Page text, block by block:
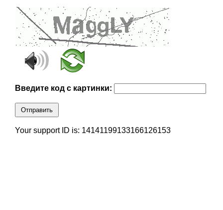
Введите код с картинки:
Отправить
Your support ID is: 14141199133166126153